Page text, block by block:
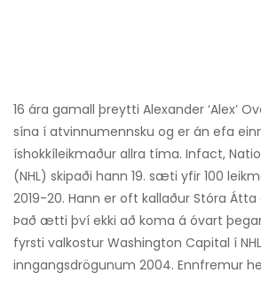
16 ára gamall þreytti Alexander ‘Alex’
sína í atvinnumennsku og er án efa
íshokkíleikmaður allra tíma. Infact,
(NHL) skipaði hann 19. sæti yfir 100
2019-20. Hann er oft kallaður Stóra Átta
Það ætti því ekki að koma á óvart
fyrsti valkostur Washington Capital í NHL
inngangsdrögunum 2004. Ennfremur